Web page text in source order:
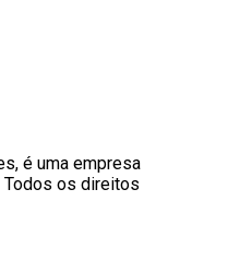
é uma empresa
Todos os direitos